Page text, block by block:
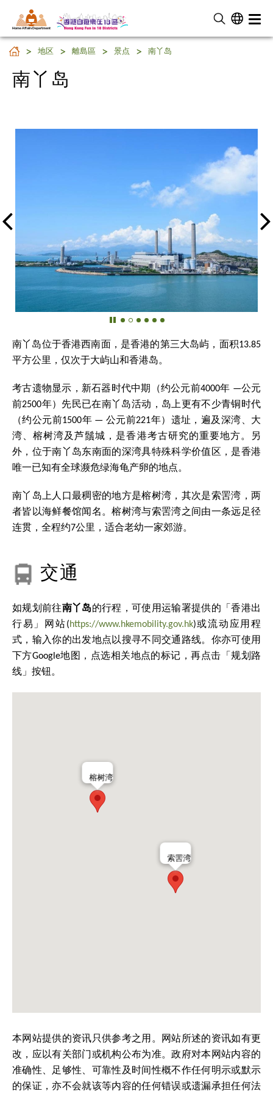
Home Affairs Department
南丫岛
地区 離島區 景点 南丫岛
南丫岛
南丫岛位于香港西南面，是香港的第三大岛屿，面积13.85
平方公里，仅次于大屿山和香港岛。
考古遗物显示，新石器时代中期（约公元前4000年 —公元
前2500年）先民已在南丫岛活动，岛上更有不少青铜时代
（约公元前1500年 — 公元前221年）遗址，遍及深湾、大
湾、榕树湾及芦鬚城，是香港考古研究的重要地方。另
外，位于南丫岛东南面的深湾具特殊科学价值区，是香港
唯一已知有全球濒危绿海龟产卵的地点。
南丫岛上人口最稠密的地方是榕树湾，其次是索罟湾，两
者皆以海鲜餐馆闻名。榕树湾与索罟湾之间由一条远足径
连贯，全程约7公里，适合老幼一家郊游。
交通
如规划前往南丫岛的行程，可使用运输署提供的「香港出
行易」网站(https://www.hkemobility.gov.hk)或流动应用程
式，输入你的出发地点以搜寻不同交通路线。你亦可使用
下方Google地图，点选相关地点的标记，再点击「规划路
线」按钮。
索罟湾
榕树湾
本网站提供的资讯只供参考之用。网站所述的资讯如有更
改，应以有关部门或机构公布为准。政府对本网站内容的
准确性、足够性、可靠性及时间性概不作任何明示或默示
的保证，亦不会就该等内容的任何错误或遗漏承担任何法